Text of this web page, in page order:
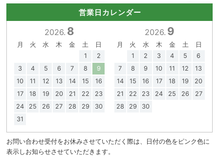
営業日カレンダー
2026. 8
月 火 水 木 金 土
日
1
2
3
4 5 6 7 8
9
10
11 12 13 14 15
16
17
18 19 20 21 22
23
24
25 26 27 28 29
30
31
2026. 9
月 火 水 木 金 土
日
1
2 3 4 5
6
7
8 9 10 11 12
13
14
15 16 17 18 19
20
21
22 23 24 25 26
27
28
29 30
お問い合わせ受付をお休みさせていただく際は、日付の色をピンク色に
表示しお知らせさせていただきます。